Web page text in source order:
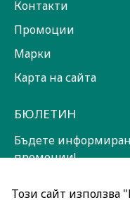
Контакти
Промоции
Марки
Карта на сайта
БЮЛЕТИН
Бъдете
промоции!
Този сайт използва